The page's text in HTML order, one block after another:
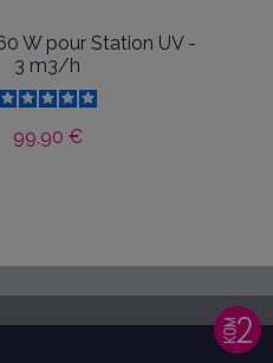
W pour Station UV -
3 m3/h
99,90 €